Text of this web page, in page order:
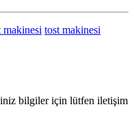
tost makinesi
bilgiler için lütfen iletişim